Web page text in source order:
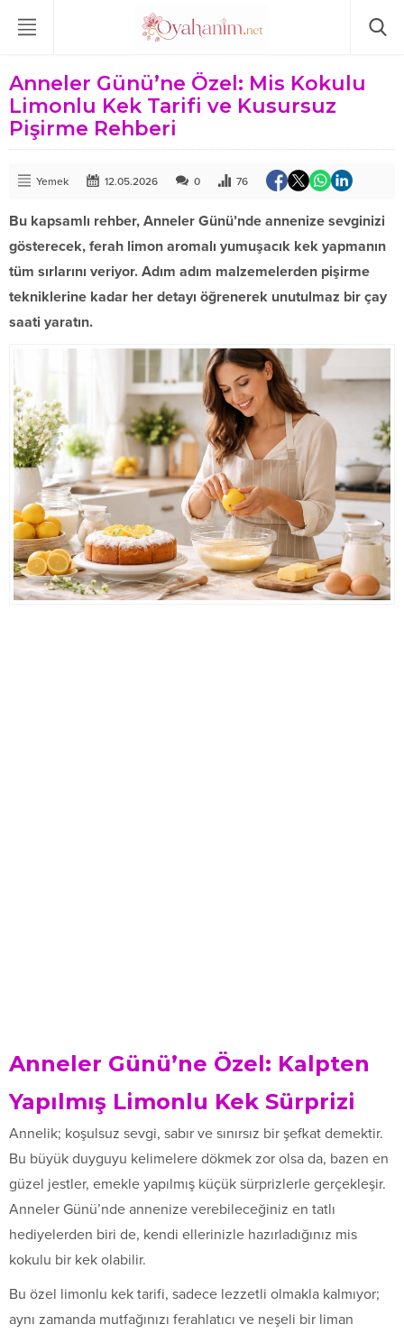
Anneler Günü’ne Özel: Mis Kokulu
Limonlu Kek Tarifi ve Kusursuz
Pişirme Rehberi
Yemek 12.05.2026 0 76
Bu kapsamlı rehber, Anneler Günü’nde annenize sevginizi
gösterecek, ferah limon aromalı yumuşacık kek yapmanın
tüm sırlarını veriyor. Adım adım malzemelerden pişirme
tekniklerine kadar her detayı öğrenerek unutulmaz bir çay
saati yaratın.
Anneler Günü’ne Özel: Kalpten
Yapılmış Limonlu Kek Sürprizi
Annelik; koşulsuz sevgi, sabır ve sınırsız bir şefkat demektir.
Bu büyük duyguyu kelimelere dökmek zor olsa da, bazen en
güzel jestler, emekle yapılmış küçük sürprizlerle gerçekleşir.
Anneler Günü’nde annenize verebileceğiniz en tatlı
hediyelerden biri de, kendi ellerinizle hazırladığınız mis
kokulu bir kek olabilir.
Bu özel limonlu kek tarifi, sadece lezzetli olmakla kalmıyor;
aynı zamanda mutfağınızı ferahlatıcı ve neşeli bir liman